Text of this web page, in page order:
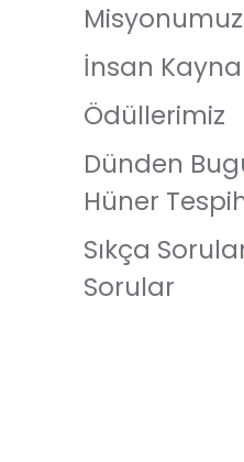
Misyonumuz
İnsan
Ödüllerimiz
Dünden
Hüner
Sıkça
Sorular